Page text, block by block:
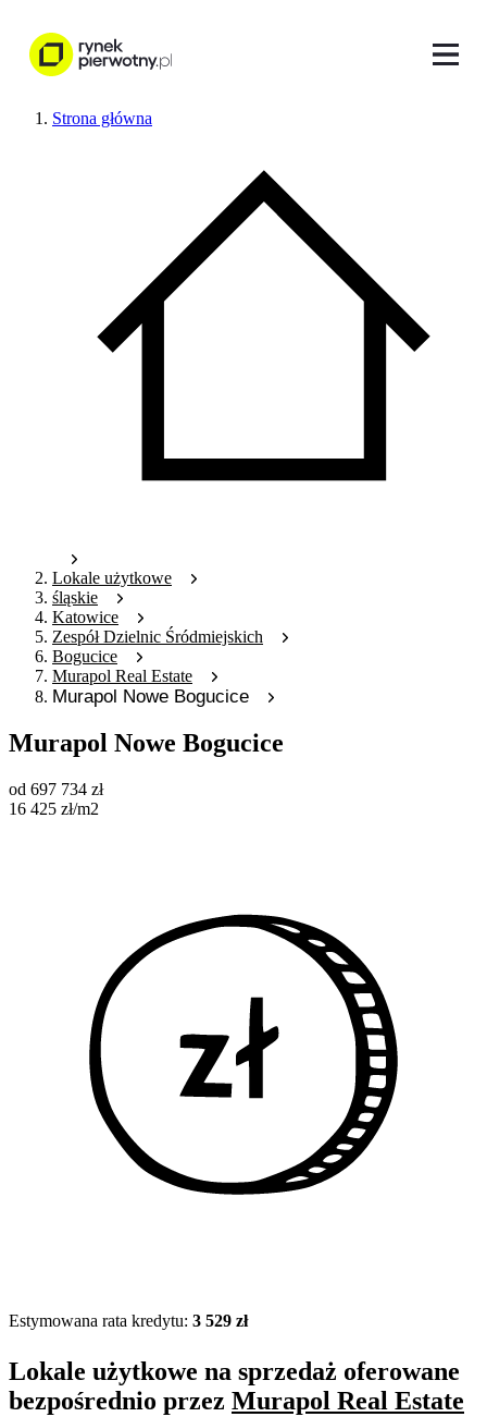
Strona główna
Lokale użytkowe
śląskie
Katowice
Zespół Dzielnic Śródmiejskich
Bogucice
Murapol Real Estate
Murapol Nowe Bogucice
Murapol Nowe Bogucice
od 697 734 zł
16 425 zł/m2
Estymowana rata kredytu: 3 529 zł
Lokale użytkowe na sprzedaż oferowane
bezpośrednio przez Murapol Real Estate